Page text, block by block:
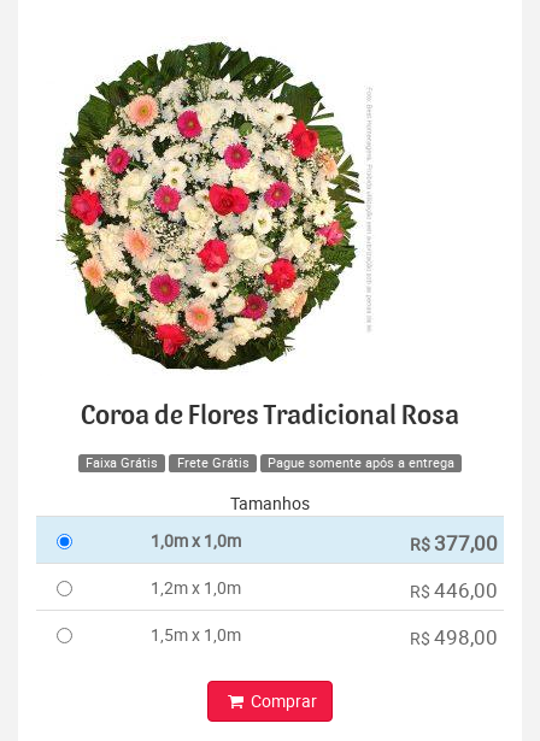
Coroa de Flores Tradicional Rosa
Faixa Grátis Frete Grátis Pague somente após a entrega
Tamanhos
1,0m x 1,0m
R$ 377,00
1,2m x 1,0m R$ 446,00
1,5m x 1,0m R$ 498,00
Comprar